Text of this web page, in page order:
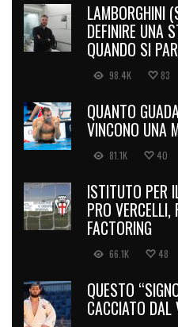
LAMBORGHINI
DEFINIRE UNA
QUANDO SI
98.4K 83
QUANTO
VINCONO UNA
81.1K 40
ISTITUTO PER
PRO
FACTORING
66.1K 48
QUESTO
CACCIATO DAL